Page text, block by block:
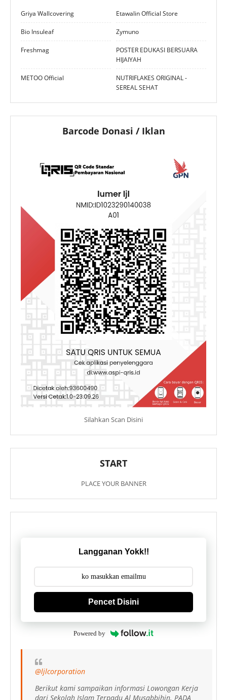
Griya Wallcovering Etawalin Official Store
Bio Insuleaf Zymuno
Freshmag
POSTER EDUKASI BERSUARA
HIJAIYAH
METOO Official
NUTRIFLAKES ORIGINAL -
SEREAL SEHAT
Barcode Donasi / Iklan
Silahkan Scan Disini
START
PLACE YOUR BANNER
Langganan Yokk!!
Pencet Disini
Powered by
@ljlcorporation
Berikut kami sampaikan informasi Lowongan Kerja
dari Sekolah Islam Terpadu Al Musabbihin. PADA